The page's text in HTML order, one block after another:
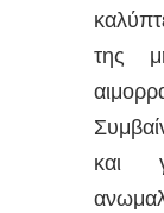
της
και